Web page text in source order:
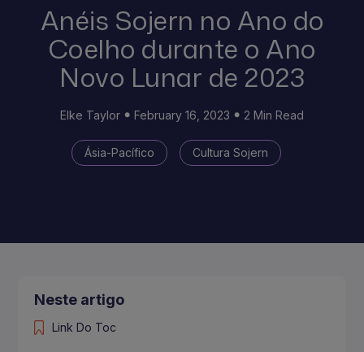
Anéis Sojern no Ano do
Coelho durante o Ano
Novo Lunar de 2023
Elke Taylor February 16, 2023 2 Min Read
Ásia-Pacífico Cultura Sojern
Neste artigo
Link Do Toc